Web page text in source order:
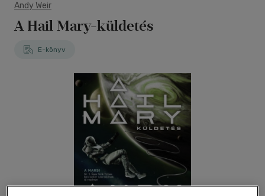
Andy Weir
A Hail Mary-küldetés
E-könyv